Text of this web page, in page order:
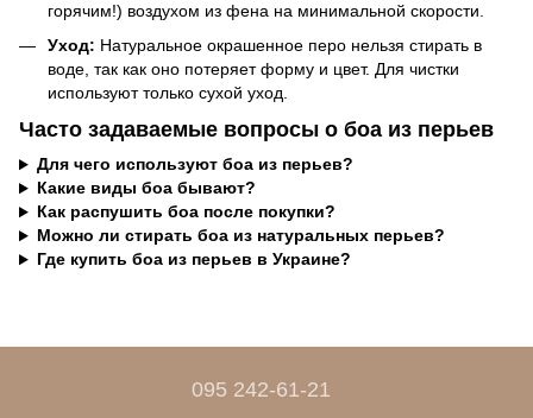
горячим!) воздухом из фена на минимальной скорости.
Уход: Натуральное окрашенное перо нельзя стирать в
воде, так как оно потеряет форму и цвет. Для чистки
используют только сухой уход.
Часто задаваемые вопросы о боа из перьев
Для чего используют боа из перьев?
Какие виды боа бывают?
Как распушить боа после покупки?
Можно ли стирать боа из натуральных перьев?
Где купить боа из перьев в Украине?
095 242-61-21